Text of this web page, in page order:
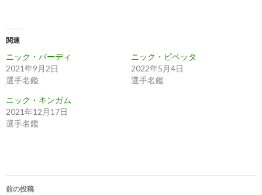
関連
ニック・バーディ
2021年9月2日
選手名鑑
ニック・ピベッタ
2022年5月4日
選手名鑑
ニック・キンガム
2021年12月17日
選手名鑑
投
前の投稿